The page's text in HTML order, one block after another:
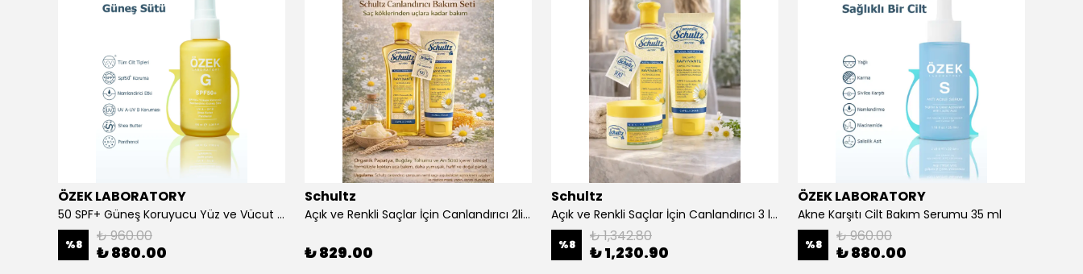
ÖZEK LABORATORY
50 SPF+ Güneş Koruyucu Yüz ve Vücut Sütü 100 ml
%8 ₺ 960.00
₺ 880.00
Schultz
Açık ve Renkli Saçlar İçin Canlandırıcı 2li Bakım Seti Şampuan + Saç Kremi
₺ 829.00
Schultz
Açık ve Renkli Saçlar İçin Canlandırıcı 3 lü Bakım Seti Şampuan + Maske + Saç Kremi
%8 ₺ 1,342.80
₺ 1,230.90
ÖZEK LABORATORY
Akne Karşıtı Cilt Bakım Serumu 35 ml
%8 ₺ 960.00
₺ 880.00